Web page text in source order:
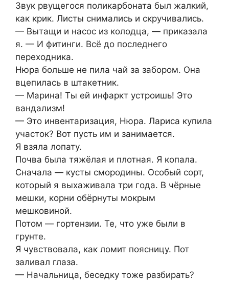
Звук рвущегося поликарбоната был жалкий,
как крик. Листы снимались и скручивались.
— Вытащи и насос из колодца, — приказала
я. — И фитинги. Всё до последнего
переходника.
Нюра больше не пила чай за забором. Она
вцепилась в штакетник.
— Марина! Ты ей инфаркт устроишь! Это
вандализм!
— Это инвентаризация, Нюра. Лариса купила
участок? Вот пусть им и занимается.
Я взяла лопату.
Почва была тяжёлая и плотная. Я копала.
Сначала — кусты смородины. Особый сорт,
который я выхаживала три года. В чёрные
мешки, корни обёрнуты мокрым
мешковиной.
Потом — гортензии. Те, что уже были в
грунте.
Я чувствовала, как ломит поясницу. Пот
заливал глаза.
— Начальница, беседку тоже разбирать?